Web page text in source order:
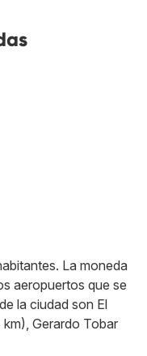
La moneda
aeropuertos que se
la ciudad son El
km), Gerardo Tobar